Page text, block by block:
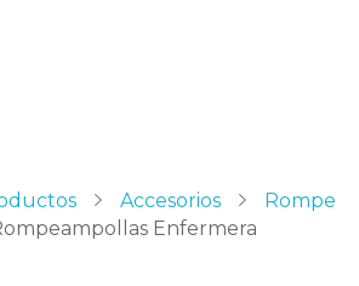
Accesorios
Rompe
Enfermera